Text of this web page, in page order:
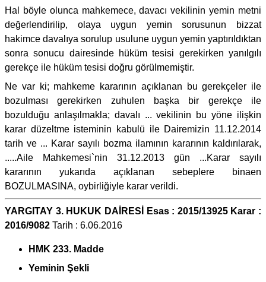
Hal böyle olunca mahkemece, davacı vekilinin yemin metni
değerlendirilip, olaya uygun yemin sorusunun bizzat
hakimce davalıya sorulup usulune uygun yemin yaptırıldıktan
sonra sonucu dairesinde hüküm tesisi gerekirken yanılgılı
gerekçe ile hüküm tesisi doğru görülmemiştir.
Ne var ki; mahkeme kararının açıklanan bu gerekçeler ile
bozulması gerekirken zuhulen başka bir gerekçe ile
bozulduğu anlaşılmakla; davalı ... vekilinin bu yöne ilişkin
karar düzeltme isteminin kabulü ile Dairemizin 11.12.2014
tarih ve ... Karar sayılı bozma ilamının kararının kaldırılarak,
.....Aile Mahkemesi`nin 31.12.2013 gün ...Karar sayılı
kararının yukarıda açıklanan sebeplere binaen
BOZULMASINA, oybirliğiyle karar verildi.
YARGITAY 3. HUKUK DAİRESİ Esas : 2015/13925 Karar :
2016/9082 Tarih : 6.06.2016
HMK 233. Madde
Yeminin Şekli